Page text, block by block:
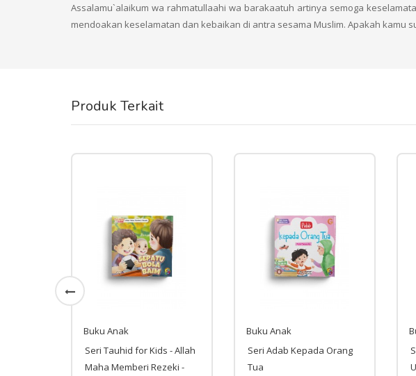
Assalamu`alaikum wa rahmatullaahi wa barakaatuh artinya semoga
mendoakan keselamatan dan kebaikan di antra sesama Muslim. Apakah kamu
Produk Terkait
Buku Anak
Seri Tauhid for Kids - Allah
Maha Memberi Rezeki -
Buku Anak
Seri Adab Kepada Orang
Tua